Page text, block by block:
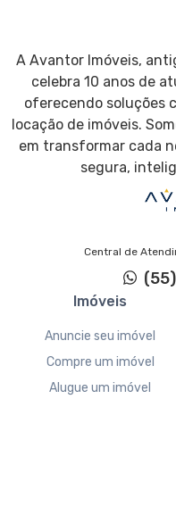
A Avantor Imóveis,
celebra 10 anos de
oferecendo soluções
locação de imóveis.
em transformar cada
segura,
Central de
Imóveis
Anuncie seu imóvel
Compre um imóvel
Alugue um imóvel